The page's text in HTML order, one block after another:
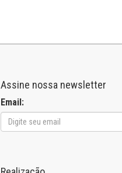
Assine nossa newsletter
Email: